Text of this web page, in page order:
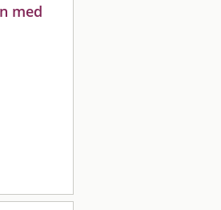
med